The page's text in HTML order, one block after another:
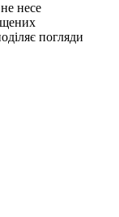
несе
погляди